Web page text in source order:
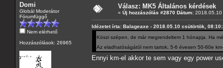
Domi
Globál Moderátor
Fórumfüggő
Nem elérhető
Hozzászólások: 26965
Válasz: MK5 Általános kérdések
« Új hozzászólás #2870 Dátum: 2018.05.10
Idézetet írta: Balageaxe - 2018.05.10 csütörtök,
Köszi szépen, de már megrendeltem 1 hónapja. Ha
Az eladhatóságától nem tartok, 5-6 évesen 50-60e
Ennyi km-el akkor te sem vagy egy power